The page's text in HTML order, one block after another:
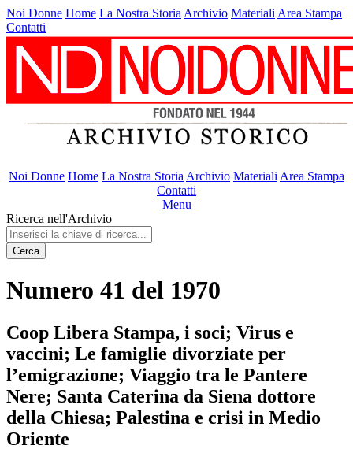
Noi Donne Home La Nostra Storia Archivio Materiali Area Stampa
Contatti
Noi Donne Home La Nostra Storia Archivio Materiali Area Stampa
Contatti
Menu
Ricerca nell'Archivio
Cerca
Numero 41 del 1970
Coop Libera Stampa, i soci; Virus e
vaccini; Le famiglie divorziate per
l’emigrazione; Viaggio tra le Pantere
Nere; Santa Caterina da Siena dottore
della Chiesa; Palestina e crisi in Medio
Oriente